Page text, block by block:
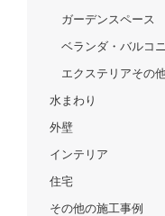
ガーデンスペース
ベランダ・バルコ
エクステリアその
水まわり
外壁
インテリア
住宅
その他の施工事例